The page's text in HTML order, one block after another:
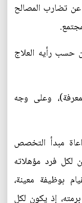
عن تضارب المصالح
حسب رأيه العلاج
وعلى وجه
مبدأ التخصص
لكل فرد مؤهلاته
بوظيفة معينة،
إذ يكون لكل